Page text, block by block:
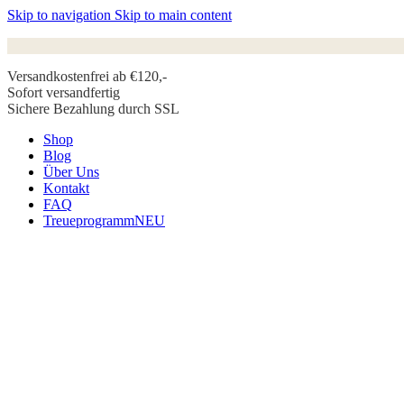
Skip to navigation Skip to main content
Versandkostenfrei ab €120,-
Sofort versandfertig
Sichere Bezahlung durch SSL
Shop
Blog
Über Uns
Kontakt
FAQ
TreueprogrammNEU